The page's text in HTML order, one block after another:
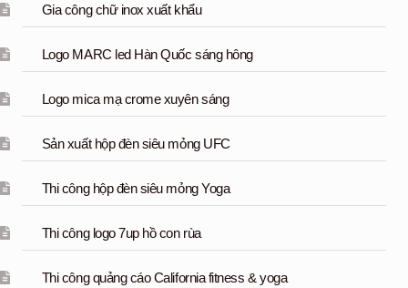
Gia công chữ inox xuất khẩu
Logo MARC led Hàn Quốc sáng hông
Logo mica mạ crome xuyên sáng
Sản xuất hộp đèn siêu mỏng UFC
Thi công hộp đèn siêu mỏng Yoga
Thi công logo 7up hồ con rùa
Thi công quảng cáo California fitness & yoga